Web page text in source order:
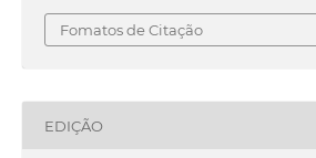
Fomatos de Citação
EDIÇÃO